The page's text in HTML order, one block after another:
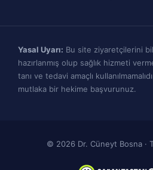
Yasal Uyarı: Bu site ziyaretçilerini
hazırlanmış olup sağlık hizmeti
tanı ve tedavi amaçlı
mutlaka bir hekime başvurunuz.
© 2026 Dr. Cüneyt Bosna ·